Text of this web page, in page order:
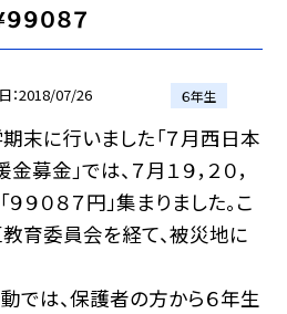
０８７
2018/07/26 ６年生
末に行いました「７月西日本
金」では、７月１９，２０，
９０８７円」集まりました。こ
育委員会を経て、被災地に
では、保護者の方から６年生